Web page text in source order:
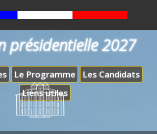
Le Programme
Les Candidats
Liens utiles
présidentielle 2027